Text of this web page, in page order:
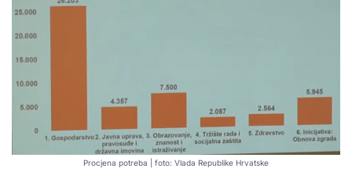
Procjena potreba | foto: Vlada Republike Hrvatske